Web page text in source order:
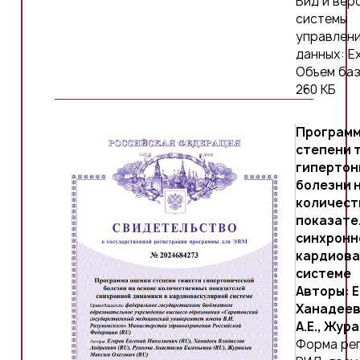
системы
данных:
Объем
260 КБ
степени
болезни
системе
Авторы:
А.Е.,
Форма